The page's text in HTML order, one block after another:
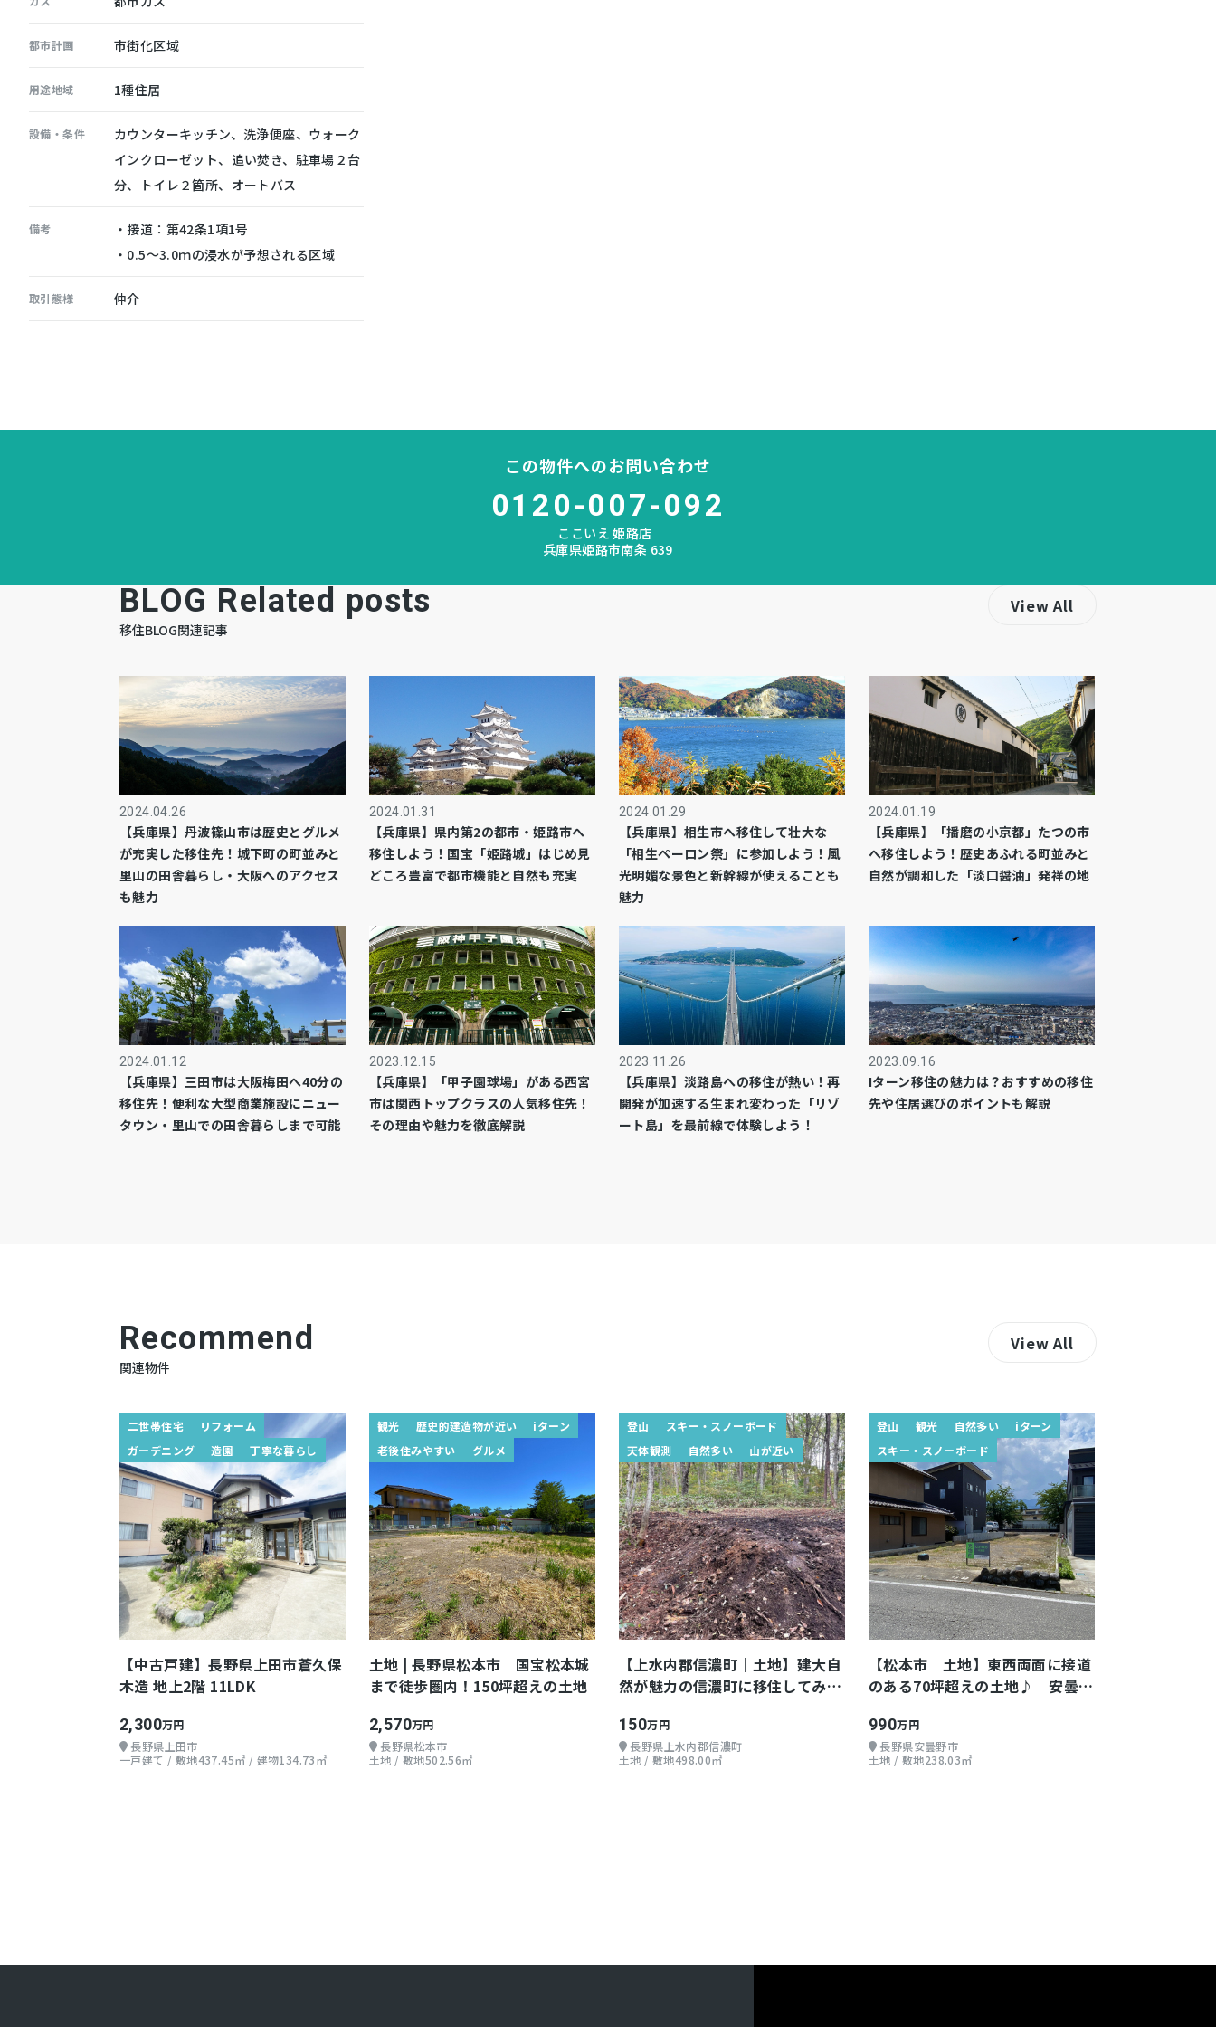
都市計画 市街化区域
用途地域 1種住居
設備・条件
カウンターキッチン、洗浄便座、ウォーク
インクローゼット、追い焚き、駐車場２台
分、トイレ２箇所、オートバス
備考
・接道：第42条1項1号
・0.5～3.0ｍの浸水が予想される区域
取引態様 仲介
この物件へのお問い合わせ
0120-007-092
ここいえ 姫路店
兵庫県姫路市南条 639
BLOG Related posts
移住BLOG関連記事
2024.04.26
【兵庫県】丹波篠山市は歴史とグルメ
が充実した移住先！城下町の町並みと
里山の田舎暮らし・大阪へのアクセス
も魅力
2024.01.31
【兵庫県】県内第2の都市・姫路市へ
移住しよう！国宝「姫路城」はじめ見
どころ豊富で都市機能と自然も充実
2024.01.29
【兵庫県】相生市へ移住して壮大な
「相生ペーロン祭」に参加しよう！風
光明媚な景色と新幹線が使えることも
魅力
2024.01.19
【兵庫県】「播磨の小京都」たつの市
へ移住しよう！歴史あふれる町並みと
自然が調和した「淡口醤油」発祥の地
2024.01.12
【兵庫県】三田市は大阪梅田へ40分の
移住先！便利な大型商業施設にニュー
タウン・里山での田舎暮らしまで可能
2023.12.15
【兵庫県】「甲子園球場」がある西宮
市は関西トップクラスの人気移住先！
その理由や魅力を徹底解説
2023.11.26
【兵庫県】淡路島への移住が熱い！再
開発が加速する生まれ変わった「リゾ
ート島」を最前線で体験しよう！
2023.09.16
Iターン移住の魅力は？おすすめの移住
先や住居選びのポイントも解説
View All
Recommend
関連物件
二世帯住宅
リフォーム
ガーデニング
造園 丁寧な暮らし
【中古戸建】長野県上田市蒼久保
木造 地上2階 11LDK
2,300万円
長野県上田市
一戸建て / 敷地437.45㎡ / 建物134.73㎡
観光 歴史的建造物が近い
iターン
老後住みやすい
グルメ
土地 | 長野県松本市 国宝松本城
まで徒歩圏内！150坪超えの土地
2,570万円
長野県松本市
土地 / 敷地502.56㎡
登山
スキー・スノーボード
天体観測
自然多い 山が近い
【上水内郡信濃町｜土地】建大自
然が魅力の信濃町に移住してみま
150万円
長野県上水内郡信濃町
土地 / 敷地498.00㎡
登山 観光 自然多い
iターン
スキー・スノーボード
【松本市｜土地】東西両面に接道
のある70坪超えの土地♪ 安曇野
990万円
長野県安曇野市
土地 / 敷地238.03㎡
View All